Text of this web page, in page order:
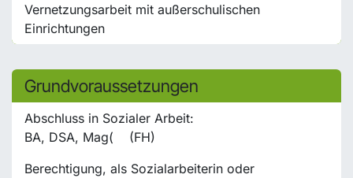
Vernetzungsarbeit mit außerschulischen
Einrichtungen
Grundvoraussetzungen
Abschluss in Sozialer Arbeit:
BA, DSA, Mag(
(FH)
Berechtigung, als Sozialarbeiterin oder